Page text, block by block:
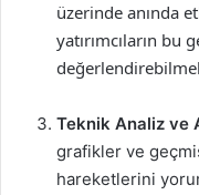
üzerinde anında
yatırımcıların bu
Teknik Analiz ve
grafikler ve
hareketlerini